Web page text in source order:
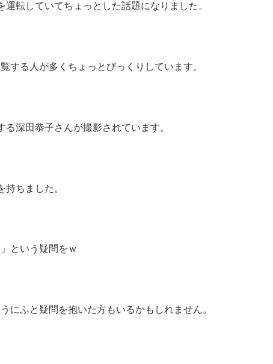
転していてちょっとした話題になりました。
する人が多くちょっとびっくりしています。
深田恭子さんが撮影されています。
ちました。
という疑問をｗ
にふと疑問を抱いた方もいるかもしれません。